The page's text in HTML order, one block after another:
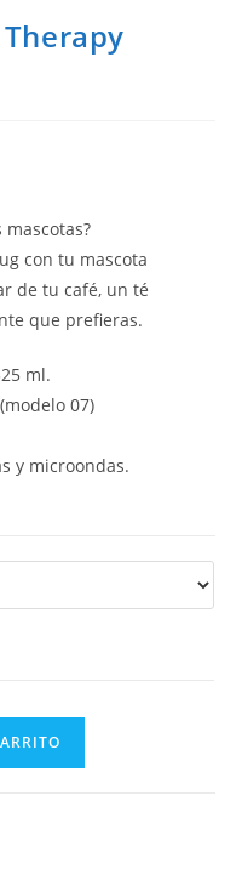
con tu mascota
de tu café, un té
que prefieras.
ml.
07)
y microondas.